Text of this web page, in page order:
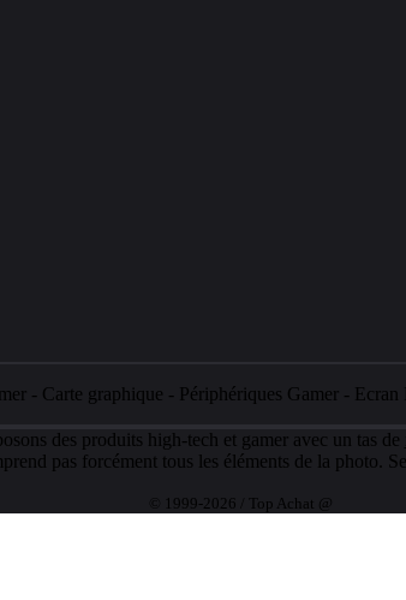
- Carte graphique - Périphériques Gamer - Ecran
des produits high-tech et gamer avec un tas de
pas forcément tous les éléments de la photo.
© 1999-2026 / Top Achat @